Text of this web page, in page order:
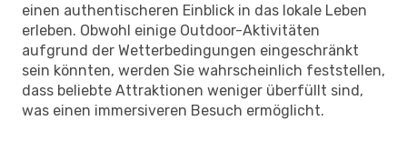
einen authentischeren Einblick in das lokale Leben
erleben. Obwohl einige Outdoor-Aktivitäten
aufgrund der Wetterbedingungen eingeschränkt
sein könnten, werden Sie wahrscheinlich feststellen,
dass beliebte Attraktionen weniger überfüllt sind,
was einen immersiveren Besuch ermöglicht.